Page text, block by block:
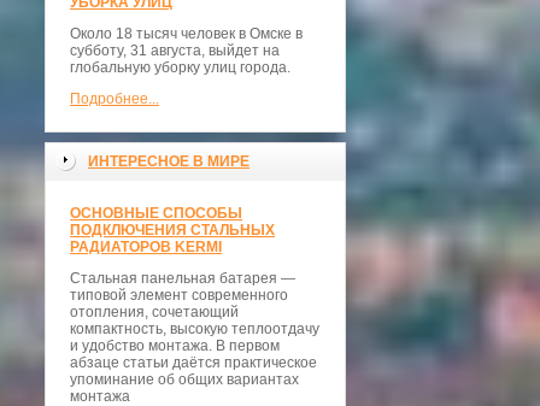
Около 18 тысяч человек в Омске в
субботу, 31 августа, выйдет на
глобальную уборку улиц города.
Подробнее...
ИНТЕРЕСНОЕ В МИРЕ
ОСНОВНЫЕ СПОСОБЫ
ПОДКЛЮЧЕНИЯ СТАЛЬНЫХ
РАДИАТОРОВ KERMI
Стальная панельная батарея —
типовой элемент современного
отопления, сочетающий
компактность, высокую теплоотдачу
и удобство монтажа. В первом
абзаце статьи даётся практическое
упоминание об общих вариантах
монтажа